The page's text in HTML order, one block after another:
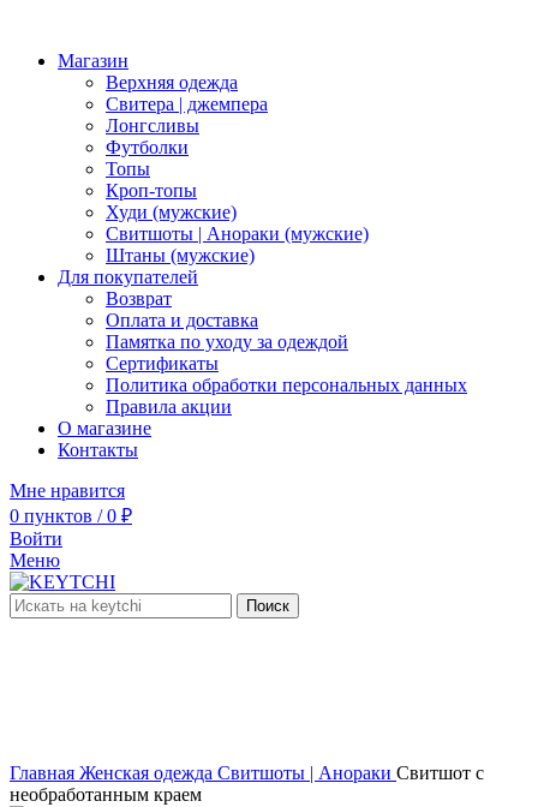
Магазин
Верхняя одежда
Свитера | джемпера
Лонгсливы
Футболки
Топы
Кроп-топы
Худи (мужские)
Свитшоты | Анораки (мужские)
Штаны (мужские)
Для покупателей
Возврат
Оплата и доставка
Памятка по уходу за одеждой
Сертификаты
Политика обработки персональных данных
Правила акции
О магазине
Контакты
Мне нравится
0 пунктов / 0 ₽
Войти
Меню
Поиск
Главная Женская одежда Свитшоты | Анораки Свитшот с
необработанным краем